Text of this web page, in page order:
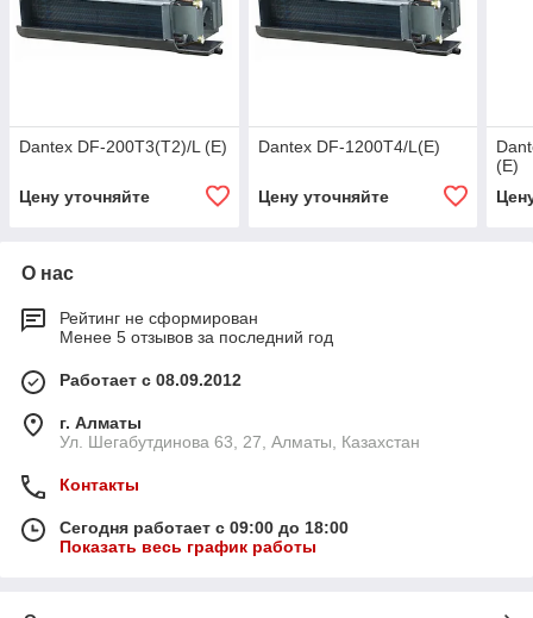
Dantex DF-200T3(T2)/L (E)
Цену уточняйте
Dantex DF-1200T4/L(E)
Цену уточняйте
(E)
О нас
Рейтинг не сформирован
Менее 5 отзывов за последний год
Работает с 08.09.2012
г. Алматы
Ул. Шегабутдинова 63, 27, Алматы, Казахстан
Контакты
Сегодня работает с 09:00 до 18:00
Показать весь график работы